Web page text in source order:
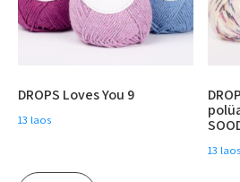
DROPS Loves You 9
13 laos
13 laos